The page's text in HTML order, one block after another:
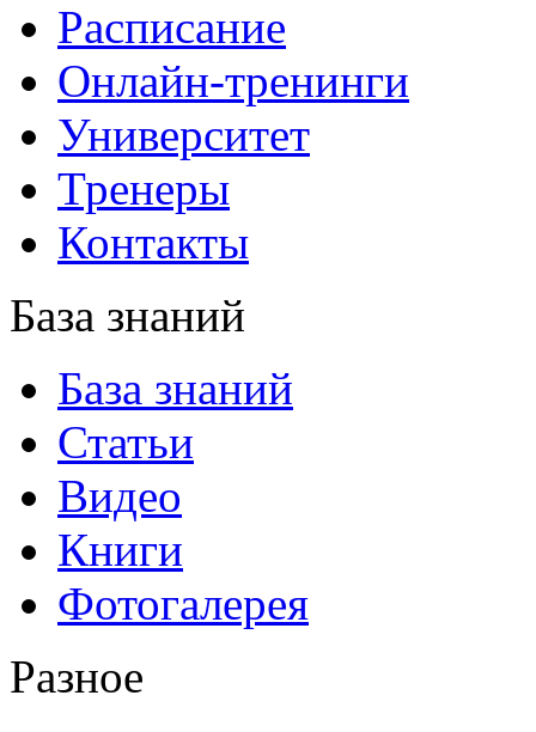
Расписание
Онлайн-тренинги
Университет
Тренеры
Контакты
База знаний
База знаний
Статьи
Видео
Книги
Фотогалерея
Разное